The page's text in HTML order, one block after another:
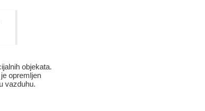
objekata.
opremljen
vazduhu.